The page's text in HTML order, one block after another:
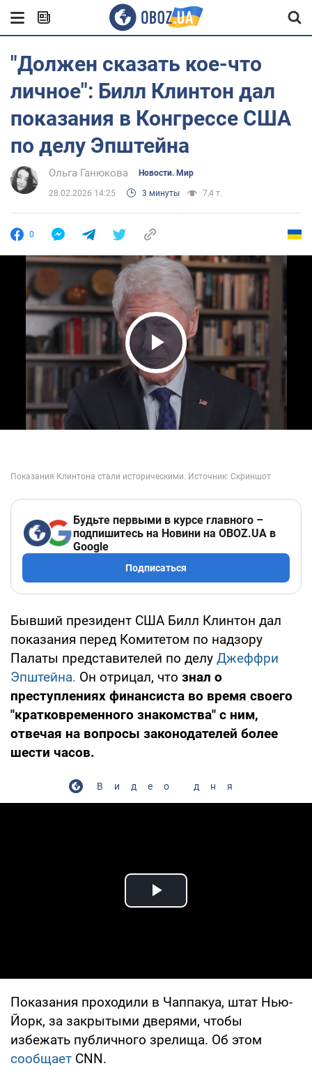
"Должен сказать кое-что
личное": Билл Клинтон дал
показания в Конгрессе США
по делу Эпштейна
Ольга Ганюкова Новости. Мир
28.02.2026 14:25 3 минуты 7,4 т.
0
Play Video
Будьте первыми в курсе главного –
подпишитесь на Новини на OBOZ.UA в
Google
Подписаться
Бывший президент США Билл Клинтон дал
показания перед Комитетом по надзору
Палаты представителей по делу Джеффри
Эпштейна. Он отрицал, что знал о
преступлениях финансиста во время своего
"кратковременного знакомства" с ним,
отвечая на вопросы законодателей более
шести часов.
Видео дня
Play Video
Показания проходили в Чаппакуа, штат Нью-
Йорк, за закрытыми дверями, чтобы
избежать публичного зрелища. Об этом
сообщает CNN.